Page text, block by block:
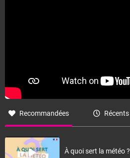
Recommandées Récents
À quoi sert la météo ?